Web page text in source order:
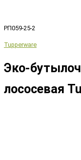
РП059-25-2
Tupperware
Эко-
лососевая